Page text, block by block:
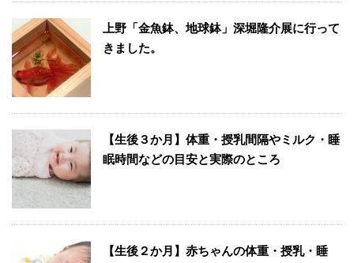
上野「金魚鉢、地球鉢」深堀隆介展に行って
きました。
【生後３か月】体重・授乳間隔やミルク・睡
眠時間などの目安と実際のところ
【生後２か月】赤ちゃんの体重・授乳・睡